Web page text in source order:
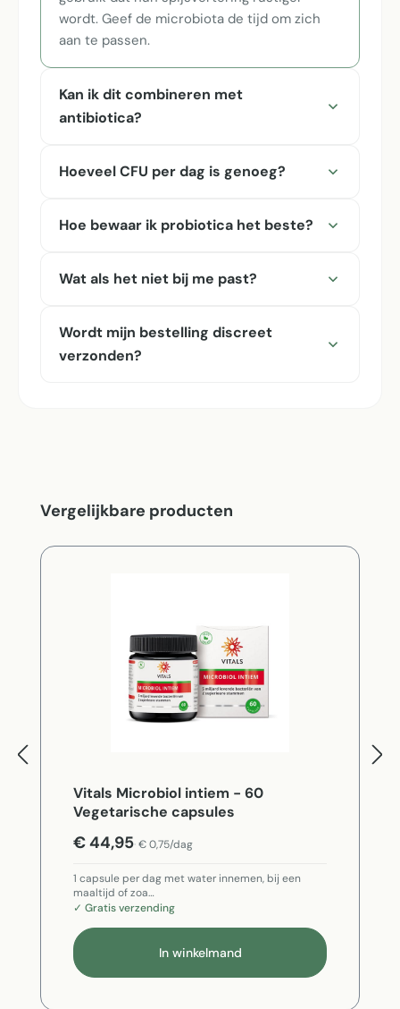
wordt. Geef de microbiota de tijd om zich
aan te passen.
Kan ik dit combineren met
antibiotica?
Hoeveel CFU per dag is genoeg?
Hoe bewaar ik probiotica het beste?
Wat als het niet bij me past?
Wordt mijn bestelling discreet
verzonden?
Productgalerij overslaan
Vergelijkbare producten
Vitals Microbiol intiem - 60
Vegetarische capsules
€ 44,95 € 0,75/dag
1 capsule per dag met water innemen, bij een
maaltijd of zoa…
✓ Gratis verzending
In winkelmand